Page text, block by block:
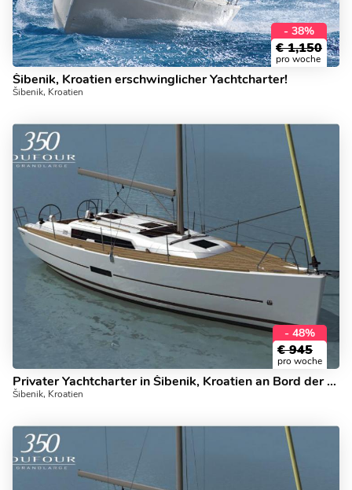
- 38%
€ 1,150
pro woche
Šibenik, Kroatien erschwinglicher Yachtcharter!
Šibenik, Kroatien
- 48%
€ 945
pro woche
Privater Yachtcharter in Šibenik, Kroatien an Bord der Papillon!
Šibenik, Kroatien